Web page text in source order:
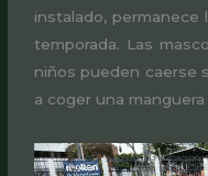
instalado, permanece
temporada. Las
niños pueden caerse
a coger una